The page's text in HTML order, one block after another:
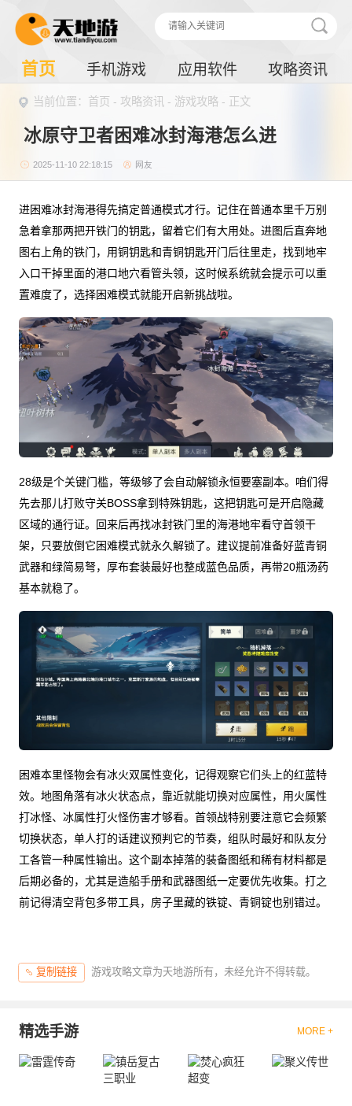
首页 手机游戏 应用软件 攻略资讯
当前位置： 首页 - 攻略资讯 - 游戏攻略 - 正文
冰原守卫者困难冰封海港怎么进
2025-11-10 22:18:15 网友
进困难冰封海港得先搞定普通模式才行。记住在普通本里千万别
急着拿那两把开铁门的钥匙，留着它们有大用处。进图后直奔地
图右上角的铁门，用铜钥匙和青铜钥匙开门后往里走，找到地牢
入口干掉里面的港口地穴看管头领，这时候系统就会提示可以重
置难度了，选择困难模式就能开启新挑战啦。
28级是个关键门槛，等级够了会自动解锁永恒要塞副本。咱们得
先去那儿打败守关BOSS拿到特殊钥匙，这把钥匙可是开启隐藏
区域的通行证。回来后再找冰封铁门里的海港地牢看守首领干
架，只要放倒它困难模式就永久解锁了。建议提前准备好蓝青铜
武器和绿简易弩，厚布套装最好也整成蓝色品质，再带20瓶汤药
基本就稳了。
困难本里怪物会有冰火双属性变化，记得观察它们头上的红蓝特
效。地图角落有冰火状态点，靠近就能切换对应属性，用火属性
打冰怪、冰属性打火怪伤害才够看。首领战特别要注意它会频繁
切换状态，单人打的话建议预判它的节奏，组队时最好和队友分
工各管一种属性输出。这个副本掉落的装备图纸和稀有材料都是
后期必备的，尤其是造船手册和武器图纸一定要优先收集。打之
前记得清空背包多带工具，房子里藏的铁锭、青铜锭也别错过。
复制链接 游戏攻略文章为天地游所有，未经允许不得转载。
精选手游 MORE +